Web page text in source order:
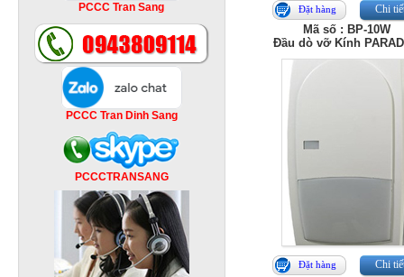
PCCC Tran Sang
PCCC Tran Dinh Sang
PCCCTRANSANG
Đặt hàng Chi
Mã số : BP-10W
Đầu dò vỡ Kính
Đặt hàng Chi